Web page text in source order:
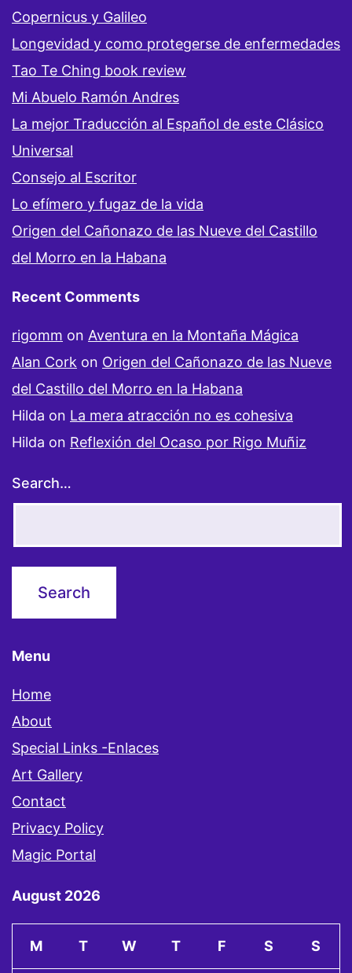
Copernicus y Galileo
Longevidad y como protegerse de enfermedades
Tao Te Ching book review
Mi Abuelo Ramón Andres
La mejor Traducción al Español de este Clásico
Universal
Consejo al Escritor
Lo efímero y fugaz de la vida
Origen del Cañonazo de las Nueve del Castillo
del Morro en la Habana
Recent Comments
rigomm on Aventura en la Montaña Mágica
Alan Cork on Origen del Cañonazo de las Nueve
del Castillo del Morro en la Habana
Hilda on La mera atracción no es cohesiva
Hilda on Reflexión del Ocaso por Rigo Muñiz
Search…
Menu
Home
About
Special Links -Enlaces
Art Gallery
Contact
Privacy Policy
Magic Portal
August 2026
M T W T F S S